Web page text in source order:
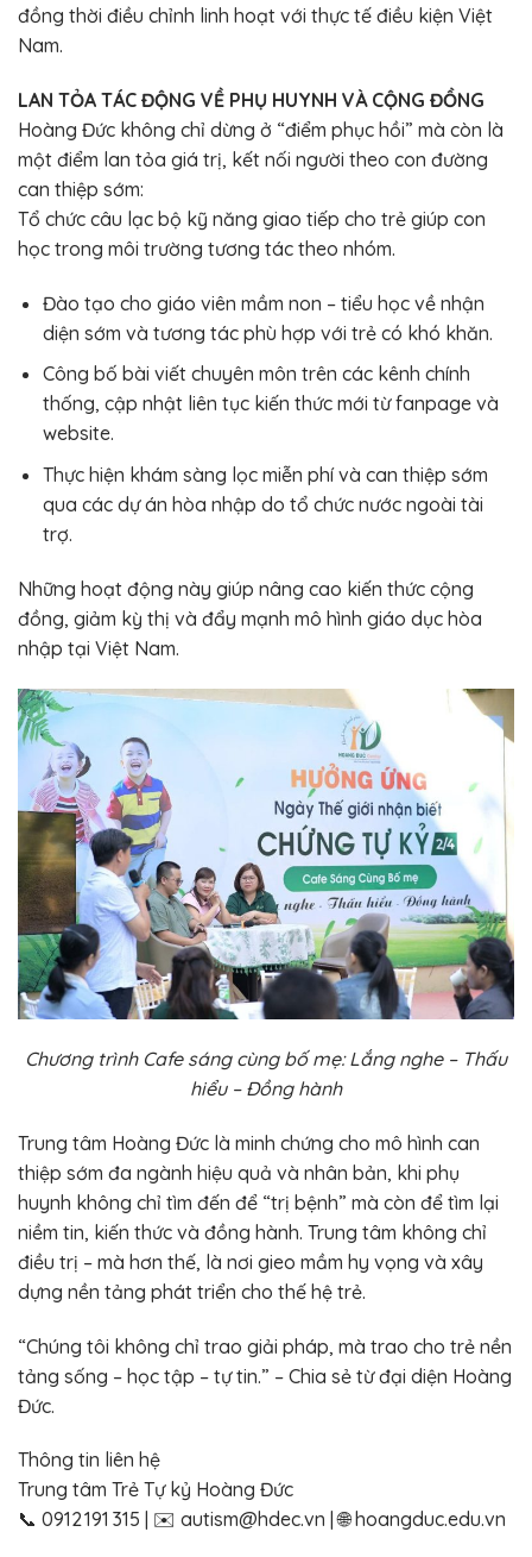
đồng thời điều chỉnh linh hoạt với thực tế điều kiện Việt
Nam.
LAN TỎA TÁC ĐỘNG VỀ PHỤ HUYNH VÀ CỘNG ĐỒNG
Hoàng Đức không chỉ dừng ở “điểm phục hồi” mà còn là
một điểm lan tỏa giá trị, kết nối người theo con đường
can thiệp sớm:
Tổ chức câu lạc bộ kỹ năng giao tiếp cho trẻ giúp con
học trong môi trường tương tác theo nhóm.
Đào tạo cho giáo viên mầm non – tiểu học về nhận
diện sớm và tương tác phù hợp với trẻ có khó khăn.
Công bố bài viết chuyên môn trên các kênh chính
thống, cập nhật liên tục kiến thức mới từ fanpage và
website.
Thực hiện khám sàng lọc miễn phí và can thiệp sớm
qua các dự án hòa nhập do tổ chức nước ngoài tài
trợ.
Những hoạt động này giúp nâng cao kiến thức cộng
đồng, giảm kỳ thị và đẩy mạnh mô hình giáo dục hòa
nhập tại Việt Nam.
Chương trình Cafe sáng cùng bố mẹ: Lắng nghe – Thấu
hiểu – Đồng hành
Trung tâm Hoàng Đức là minh chứng cho mô hình can
thiệp sớm đa ngành hiệu quả và nhân bản, khi phụ
huynh không chỉ tìm đến để “trị bệnh” mà còn để tìm lại
niềm tin, kiến thức và đồng hành. Trung tâm không chỉ
điều trị – mà hơn thế, là nơi gieo mầm hy vọng và xây
dựng nền tảng phát triển cho thế hệ trẻ.
“Chúng tôi không chỉ trao giải pháp, mà trao cho trẻ nền
tảng sống – học tập – tự tin.” – Chia sẻ từ đại diện Hoàng
Đức.
Thông tin liên hệ
Trung tâm Trẻ Tự kỷ Hoàng Đức
📞 0912 191 315 | ✉️ autism@hdec.vn | 🌐 hoangduc.edu.vn